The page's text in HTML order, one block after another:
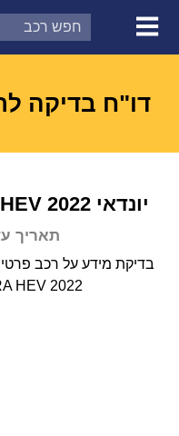
דו"ח בדיקה לרכב
יונדאי 2022
תאריך עדכון:
HEV 2022.